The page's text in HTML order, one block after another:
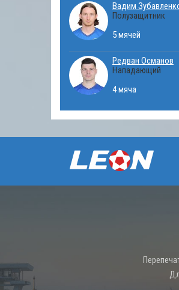
Вадим
Полузащитник
5 мячей
Редван Османов
Нападающий
4 мяча